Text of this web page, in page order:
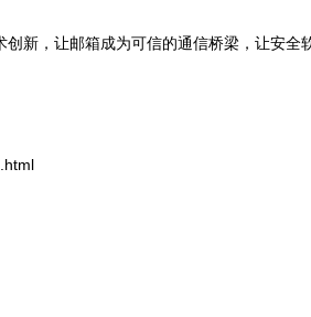
新，让邮箱成为可信的通信桥梁，让安全